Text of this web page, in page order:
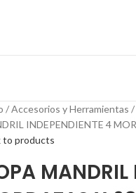
Accesorios y Herramientas
INDEPENDIENTE 4
to products
MANDRIL